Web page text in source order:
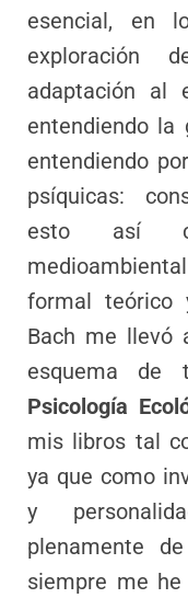
esencial, en
exploración
adaptación al
entendiendo la
entendiendo
psíquicas:
esto así
formal teórico
Bach me llevó
esquema de
Psicología
mis libros tal
ya que como
y
plenamente
siempre me